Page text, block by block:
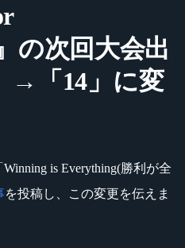
の次回大会出
→「14」に変
is Everything(勝利が全
を投稿し、この変更を伝えま